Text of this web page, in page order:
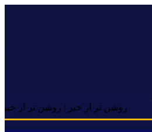
روشن تر از خبر | روشن تر از خبر |